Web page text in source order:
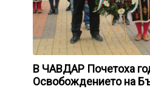
В ЧАВДАР Почетоха
Освобождението на